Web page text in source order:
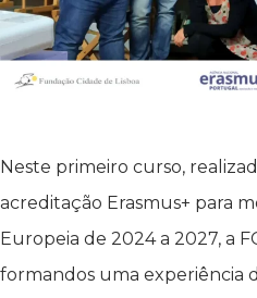
Neste primeiro curso,
acreditação Erasmus+ para
Europeia de 2024 a 2027, a
formandos uma experiência